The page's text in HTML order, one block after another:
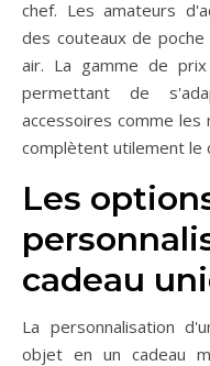
chef. Les amateurs
des couteaux de
air. La gamme de
permettant de
accessoires comme
complètent utilement le
Les
cadeau
La personnalisation
objet en un cadeau